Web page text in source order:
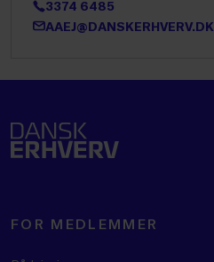
3374 6485
AAEJ@DANSKERHVERV.DK
FOR MEDLEMMER